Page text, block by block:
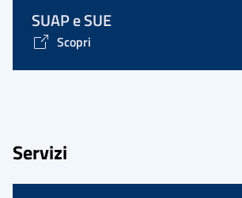
SUAP e SUE
Scopri
Servizi